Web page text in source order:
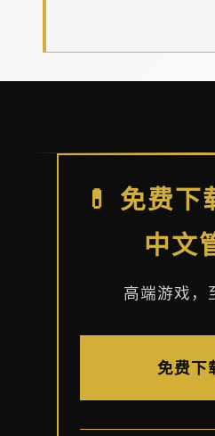
💊 免费下
中文
高端游戏，
免费下